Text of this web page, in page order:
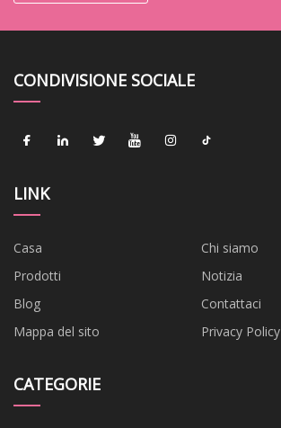
CONDIVISIONE SOCIALE
LINK
Casa
Chi siamo
Prodotti
Notizia
Blog
Contattaci
Mappa del sito
Privacy Policy
CATEGORIE